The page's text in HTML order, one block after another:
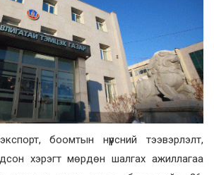
боомтын нүүрсний тээвэрлэлт,
хэрэгт мөрдөн шалгах ажиллагаа